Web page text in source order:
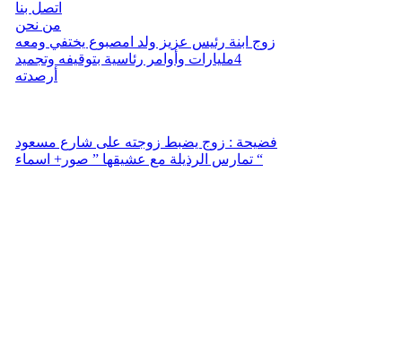
اتصل بنا
من نحن
زوج ابنة رئيس عزيز ولد امصبوع يختفي ومعه
4مليارات وأوامر رئاسية بتوقيفه وتجميد
أرصدته
فضيحة : زوج يضبط زوجته على شارع مسعود
تمارس الرذيلة مع عشيقها ” صور+ اسماء “